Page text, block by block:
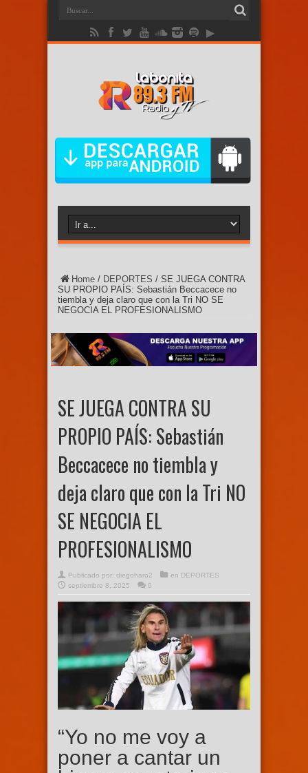
Home / DEPORTES / SE JUEGA CONTRA
SU PROPIO PAÍS: Sebastián Beccacece no
tiembla y deja claro que con la Tri NO SE
NEGOCIA EL PROFESIONALISMO
SE JUEGA CONTRA SU
PROPIO PAÍS: Sebastián
Beccacece no tiembla y
deja claro que con la Tri NO
SE NEGOCIA EL
PROFESIONALISMO
Publicado por: diegoharo2 en DEPORTES
septiembre 8, 2025
0
“Yo no me voy a
poner a cantar un